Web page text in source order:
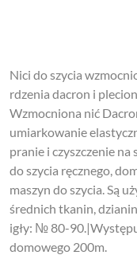
Nici do szycia
rdzenia dacron i
Wzmocniona nić
umiarkowanie
pranie i czyszczenie na
do szycia ręcznego,
maszyn do szycia. Są
średnich tkanin,
igły: № 80-
domowego 200m.